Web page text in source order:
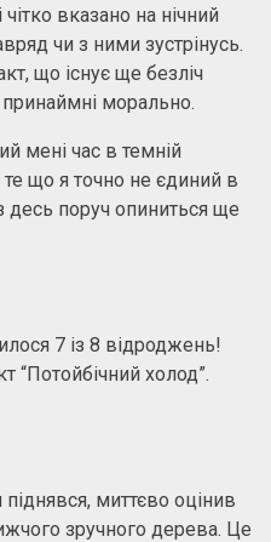
вказано на нічний
чи з ними зустрінусь.
що існує ще безліч
морально.
мені час в темній
що я точно не єдиний в
десь поруч опиниться ще
7 із 8 відроджень!
“Потойбічний холод”.
миттєво оцінив
зручного дерева. Це